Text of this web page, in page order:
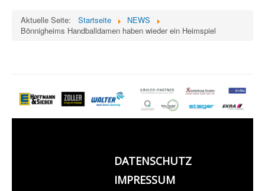
Aktuelle Seite: Startseite
NEWS
Bönnigheims Handballdamen haben wieder ein Heimspiel
DATENSCHUTZ
IMPRESSUM